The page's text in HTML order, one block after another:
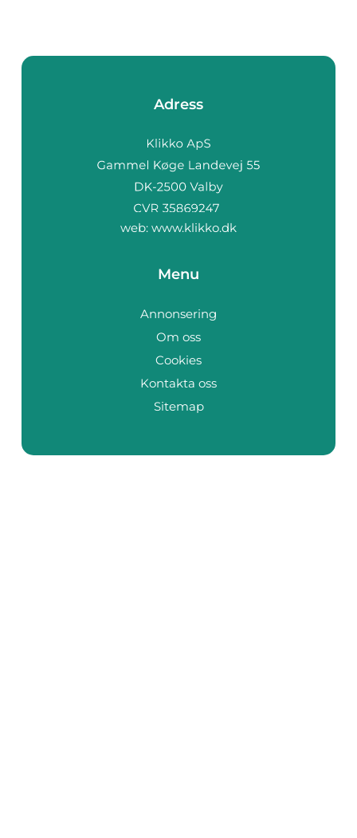
Adress
web: www.klikko.dk
Menu
Annonsering
Om oss
Cookies
Kontakta oss
Sitemap